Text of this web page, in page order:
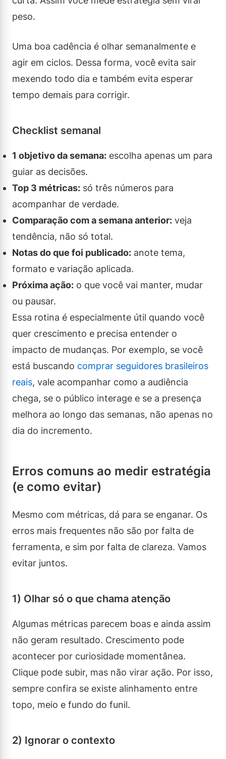
peso.
Uma boa cadência é olhar semanalmente e
agir em ciclos. Dessa forma, você evita sair
mexendo todo dia e também evita esperar
tempo demais para corrigir.
Checklist semanal
1 objetivo da semana: escolha apenas um para
guiar as decisões.
Top 3 métricas: só três números para
acompanhar de verdade.
Comparação com a semana anterior: veja
tendência, não só total.
Notas do que foi publicado: anote tema,
formato e variação aplicada.
Próxima ação: o que você vai manter, mudar
ou pausar.
Essa rotina é especialmente útil quando você
quer crescimento e precisa entender o
impacto de mudanças. Por exemplo, se você
está buscando comprar seguidores brasileiros
reais, vale acompanhar como a audiência
chega, se o público interage e se a presença
melhora ao longo das semanas, não apenas no
dia do incremento.
Erros comuns ao medir estratégia
(e como evitar)
Mesmo com métricas, dá para se enganar. Os
erros mais frequentes não são por falta de
ferramenta, e sim por falta de clareza. Vamos
evitar juntos.
1) Olhar só o que chama atenção
Algumas métricas parecem boas e ainda assim
não geram resultado. Crescimento pode
acontecer por curiosidade momentânea.
Clique pode subir, mas não virar ação. Por isso,
sempre confira se existe alinhamento entre
topo, meio e fundo do funil.
2) Ignorar o contexto